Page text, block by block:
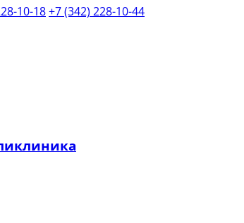
10-18+7 (342) 228-10-44